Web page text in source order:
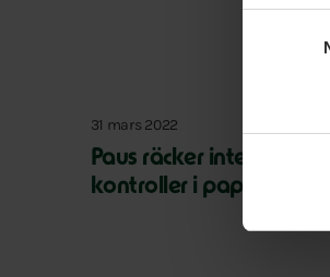
31 mars 2022
Paus räcker inte – släng
kontroller i